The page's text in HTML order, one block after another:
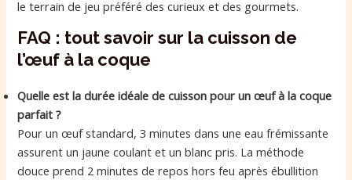
le terrain de jeu préféré des curieux et des gourmets.
FAQ : tout savoir sur la cuisson de
l’œuf à la coque
Quelle est la durée idéale de cuisson pour un œuf à la coque
parfait ?
Pour un œuf standard, 3 minutes dans une eau frémissante
assurent un jaune coulant et un blanc pris. La méthode
douce prend 2 minutes de repos hors feu après ébullition